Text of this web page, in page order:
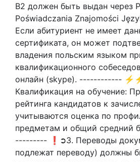
В2 должен быть выдан через
Poświadczania Znajomości
Если абитуриент не имеет
сертификата, он может
владения польским языком
квалификационного
онлайн (skype). ------------
Квалификация на обучение:
рейтинга кандидатов к
учитываются оценка по
предметам и общий средний
--------- ❗➲3. Переводы
подлежат переводу) должны